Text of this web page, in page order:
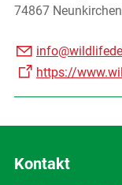
74867 Neunkirchen
https://
Kontakt